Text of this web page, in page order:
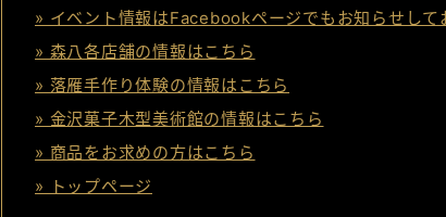
» イベント情報はFacebookページでもお知らせして
» 森八各店舗の情報はこちら
» 落雁手作り体験の情報はこちら
» 金沢菓子木型美術館の情報はこちら
» 商品をお求めの方はこちら
» トップページ